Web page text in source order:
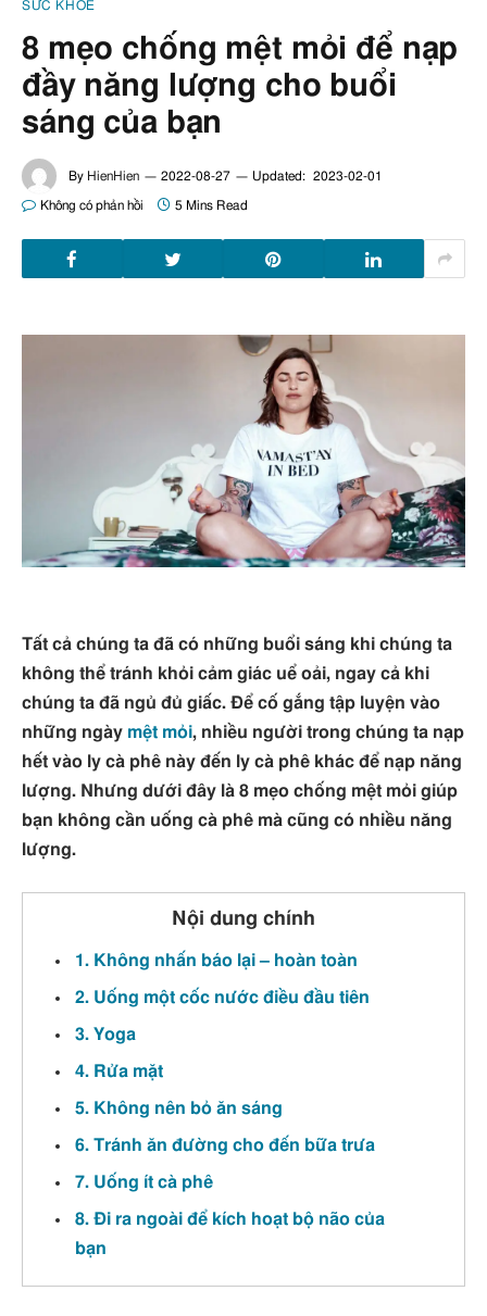
SỨC KHOẺ
8 mẹo chống mệt mỏi để nạp
đầy năng lượng cho buổi
sáng của bạn
By HienHien 2022-08-27 Updated: 2023-02-01
Không có phản hồi 5 Mins Read
Tất cả chúng ta đã có những buổi sáng khi chúng ta
không thể tránh khỏi cảm giác uể oải, ngay cả khi
chúng ta đã ngủ đủ giấc. Để cố gắng tập luyện vào
những ngày mệt mỏi, nhiều người trong chúng ta nạp
hết vào ly cà phê này đến ly cà phê khác để nạp năng
lượng. Nhưng dưới đây là 8 mẹo chống mệt mỏi giúp
bạn không cần uống cà phê mà cũng có nhiều năng
lượng.
Nội dung chính
1. Không nhấn báo lại – hoàn toàn
2. Uống một cốc nước điều đầu tiên
3. Yoga
4. Rửa mặt
5. Không nên bỏ ăn sáng
6. Tránh ăn đường cho đến bữa trưa
7. Uống ít cà phê
8. Đi ra ngoài để kích hoạt bộ não của
bạn